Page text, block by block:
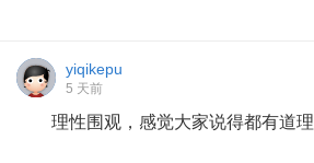
yiqikepu
5 天前
理性围观，感觉大家说得都有道理